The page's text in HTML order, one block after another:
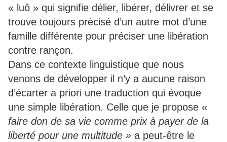
« luô » qui signifie délier, libérer, délivrer et se
trouve toujours précisé d’un autre mot d’une
famille différente pour préciser une libération
contre rançon.
Dans ce contexte linguistique que nous
venons de développer il n’y a aucune raison
d’écarter a priori une traduction qui évoque
une simple libération. Celle que je propose «
faire don de sa vie comme prix à payer de la
liberté pour une multitude » a peut-être le